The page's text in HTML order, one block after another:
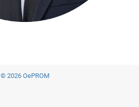
© 2026 OePROM